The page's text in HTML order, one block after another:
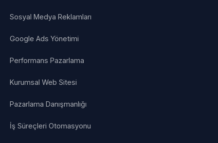
Sosyal Medya Reklamları
Google Ads Yönetimi
Performans Pazarlama
Kurumsal Web Sitesi
Pazarlama Danışmanlığı
İş Süreçleri Otomasyonu